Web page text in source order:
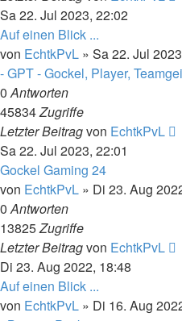
Sa 22. Jul 2023, 22:02
Auf einen Blick ...
von EchtkPvL » Sa 22. Jul
- GPT - Gockel, Player,
0Antworten
45834Zugriffe
Letzter Beitragvon EchtkPvL
Sa 22. Jul 2023, 22:01
Gockel Gaming 24
von EchtkPvL » Di 23. Aug
0Antworten
13825Zugriffe
Letzter Beitragvon EchtkPvL
Di 23. Aug 2022, 18:48
Auf einen Blick ...
von EchtkPvL » Di 16. Aug